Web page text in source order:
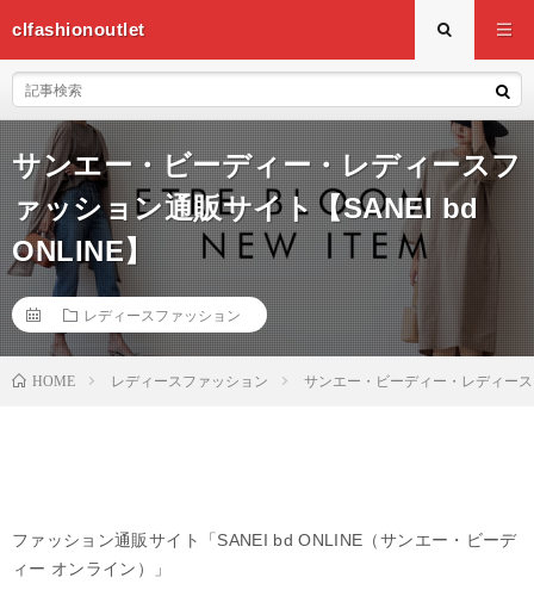
clfashionoutlet
サンエー・ビーディー・レディースフ
ァッション通販サイト【SANEI bd
ONLINE】
レディースファッション
HOME レディースファッション サンエー・ビーディー・レディー
ファッション通販サイト「SANEI bd ONLINE（サンエー・ビーデ
ィー オンライン）」